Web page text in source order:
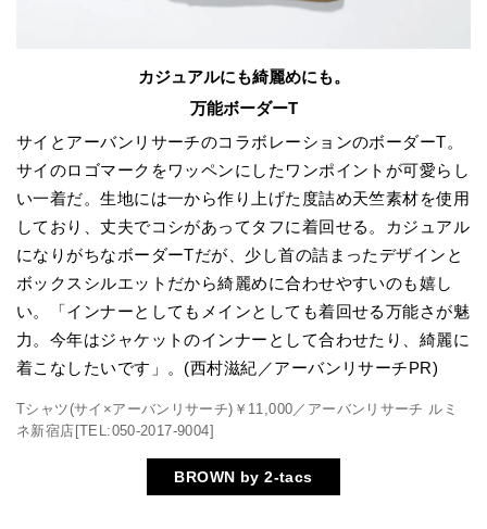
カジュアルにも綺麗めにも。
万能ボーダーT
サイとアーバンリサーチのコラボレーションのボーダーT。
サイのロゴマークをワッペンにしたワンポイントが可愛らし
い一着だ。生地には一から作り上げた度詰め天竺素材を使用
しており、丈夫でコシがあってタフに着回せる。カジュアル
になりがちなボーダーTだが、少し首の詰まったデザインと
ボックスシルエットだから綺麗めに合わせやすいのも嬉し
い。「インナーとしてもメインとしても着回せる万能さが魅
力。今年はジャケットのインナーとして合わせたり、綺麗に
着こなしたいです」。(西村滋紀／アーバンリサーチPR)
Tシャツ(サイ×アーバンリサーチ)￥11,000／アーバンリサーチ ルミ
ネ新宿店[TEL:050-2017-9004]
BROWN by 2-tacs